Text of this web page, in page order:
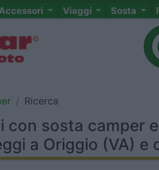
Viaggi Sosta
Ricerca
con sosta camper e
a Origgio (VA) e